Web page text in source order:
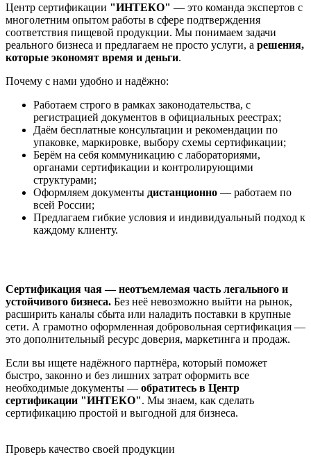
Центр сертификации "ИНТЕКО" — это команда экспертов с
многолетним опытом работы в сфере подтверждения
соответствия пищевой продукции. Мы понимаем задачи
реального бизнеса и предлагаем не просто услуги, а решения,
которые экономят время и деньги.
Почему с нами удобно и надёжно:
Работаем строго в рамках законодательства, с
регистрацией документов в официальных реестрах;
Даём бесплатные консультации и рекомендации по
упаковке, маркировке, выбору схемы сертификации;
Берём на себя коммуникацию с лабораториями,
органами сертификации и контролирующими
структурами;
Оформляем документы дистанционно — работаем по
всей России;
Предлагаем гибкие условия и индивидуальный подход к
каждому клиенту.
Сертификация чая — неотъемлемая часть легального и
устойчивого бизнеса. Без неё невозможно выйти на рынок,
расширить каналы сбыта или наладить поставки в крупные
сети. А грамотно оформленная добровольная сертификация —
это дополнительный ресурс доверия, маркетинга и продаж.
Если вы ищете надёжного партнёра, который поможет
быстро, законно и без лишних затрат оформить все
необходимые документы — обратитесь в Центр
сертификации "ИНТЕКО". Мы знаем, как сделать
сертификацию простой и выгодной для бизнеса.
Проверь качество своей продукции